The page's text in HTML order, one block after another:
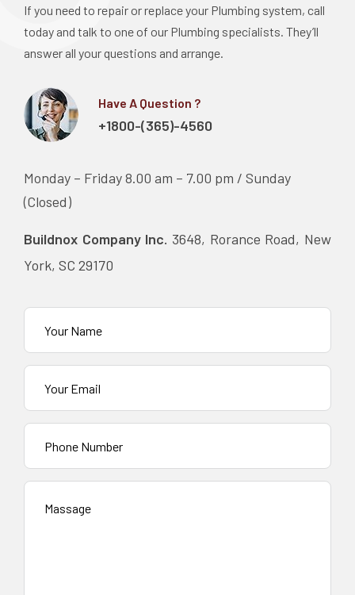
If you need to repair or replace your Plumbing system, call
today and talk to one of our Plumbing specialists. They’ll
answer all your questions and arrange.
Have A Question ?
+1800-(365)-4560
Monday – Friday8.00 am – 7.00 pm / Sunday
(Closed)
Buildnox Company Inc. 3648, Rorance Road, New
York, SC 29170